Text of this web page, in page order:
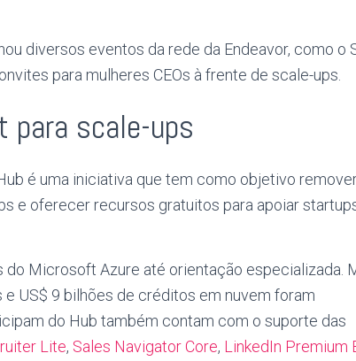
diversos eventos da rede da Endeavor, como o
para mulheres CEOs à frente de scale-ups.
para scale-ups
é uma iniciativa que tem como objetivo
e oferecer recursos gratuitos para apoiar
Microsoft Azure até orientação especializada.
US$ 9 bilhões de créditos em nuvem foram
do Hub também contam com o suporte das
Lite, Sales Navigator Core, LinkedIn Premium